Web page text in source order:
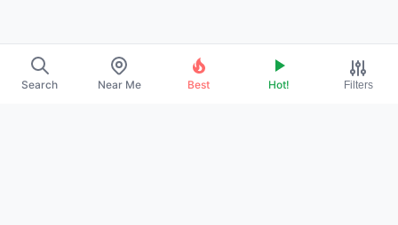
Search Near Me Best Hot! Filters